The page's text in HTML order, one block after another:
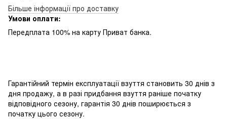
Більше інформації про доставку
Умови оплати:
Передплата 100% на карту Приват банка.
Гарантійний термін експлуатації взуття становить 30 днів з
дня продажу, а в разі придбання взуття раніше початку
відповідного сезону, гарантія 30 днів поширюється з
початку цього сезону.